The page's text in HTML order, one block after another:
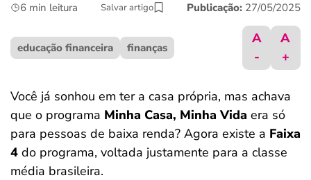
últimas notícias
ferramentas
6 min leitura Salvar artigo Publicação: 27/05/2025
educação financeira finanças
A
-
A
+
Você já sonhou em ter a casa própria, mas achava
que o programa Minha Casa, Minha Vida era só
para pessoas de baixa renda? Agora existe a Faixa
4 do programa, voltada justamente para a classe
média brasileira.